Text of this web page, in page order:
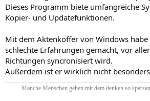
Dieses Programm biete umfangreiche
Kopier- und Updatefunktionen.
Mit dem Aktenkoffer von Windows habe
schlechte Erfahrungen gemacht, vor
Richtungen syncronisiert wird.
Außerdem ist er wirklich nicht
Manche Menschen gehen mit dem denken so